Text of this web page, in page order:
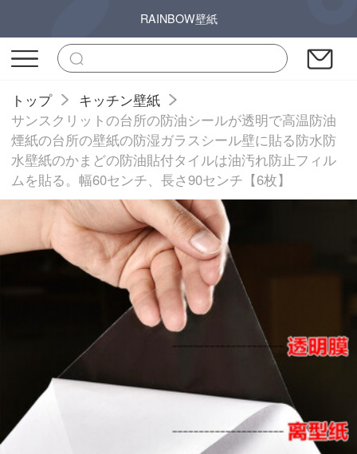
RAINBOW壁紙
トップ
キッチン壁紙
サンスクリットの台所の防油シールが透明で高温防油
煙紙の台所の壁紙の防湿ガラスシール壁に貼る防水防
水壁紙のかまどの防油貼付タイルは油汚れ防止フィル
ムを貼る。幅60センチ、長さ90センチ【6枚】